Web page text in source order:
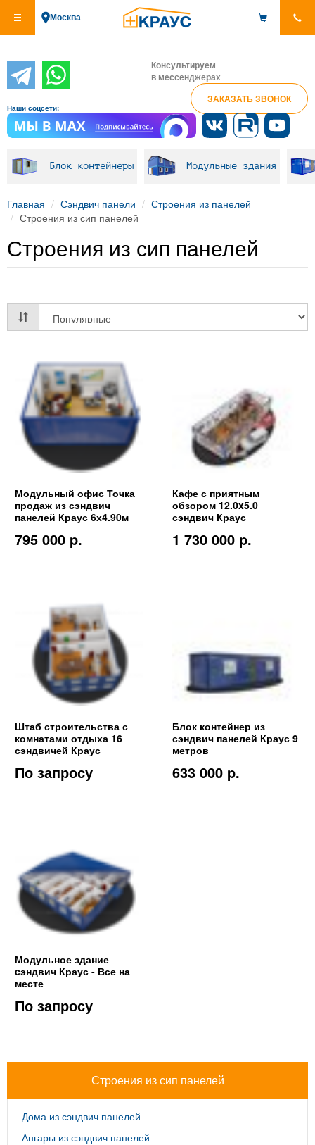
основному
Москва
Консультируем
в мессенджерах
ЗАКАЗАТЬ ЗВОНОК
Наши соцсети:
Блок контейнеры Модульные здания
Главная Сэндвич панели
Строения из панелей
Строения из сип панелей
Строения из сип панелей
Модульный офис Точка
продаж из сэндвич
панелей Краус 6х4.90м
795 000 p.
Кафе с приятным
обзором 12.0x5.0
сэндвич Краус
1 730 000 p.
Штаб строительства с
комнатами отдыха 16
сэндвичей Краус
По запросу
Блок контейнер из
сэндвич панелей Краус 9
метров
633 000 p.
Модульное здание
cэндвич Краус - Все на
месте
По запросу
Строения из сип панелей
Дома из сэндвич панелей
Ангары из сэндвич панелей